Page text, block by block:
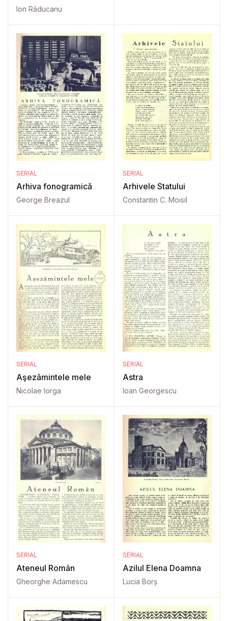
București
Ion Răducanu
SERIAL
Arhiva fonogramică
George Breazul
SERIAL
Arhivele Statului
Constantin C. Moisil
SERIAL
Aşezămintele mele
Nicolae Iorga
SERIAL
Astra
Ioan Georgescu
SERIAL
Ateneul Român
Gheorghe Adamescu
SERIAL
Azilul Elena Doamna
Lucia Borș